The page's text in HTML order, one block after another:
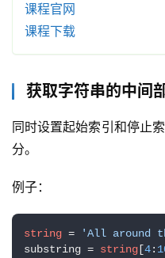
课程官网
课程下载
获取字符串的中间
同时设置起始索引和停止
分。
例子：
string =
'All around
substring = string [4: